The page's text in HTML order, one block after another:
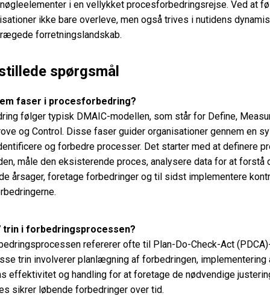
i en vellykket procesforbedringsrejse. Ved at
ikke bare overleve, men også trives i nutidens
forretningslandskab.
spørgsmål
faser i procesforbedring?
følger typisk DMAIC-modellen, som står for Define,
og Control. Disse faser guider organisationer gennem en
og forbedre processer. Det starter med at definere
måle den eksisterende proces, analysere data for at forstå
årsager, foretage forbedringer og til sidst implementere
trin i forbedringsprocessen?
refererer ofte til Plan-Do-Check-Act
trin involverer planlægning af forbedringen, implementering
effektivitet og handling for at foretage de nødvendige
sikrer løbende forbedringer over tid.